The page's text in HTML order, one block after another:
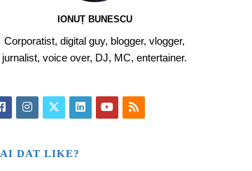
IONUȚ BUNESCU
Corporatist, digital guy, blogger, vlogger,
jurnalist, voice over, DJ, MC, entertainer.
AI DAT LIKE?